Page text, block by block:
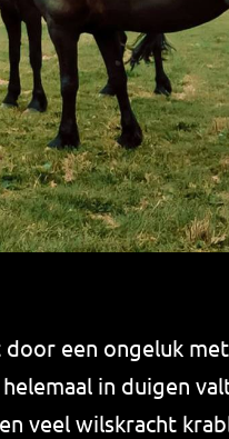
een ongeluk
in duigen
veel wilskracht